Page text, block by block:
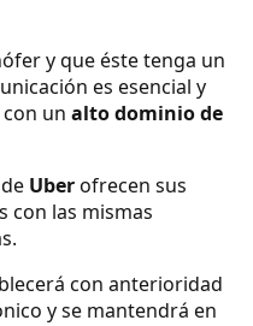
y que éste tenga un
es esencial y
un alto dominio de
Uberofrecen sus
con las mismas
con anterioridad
y se mantendrá en